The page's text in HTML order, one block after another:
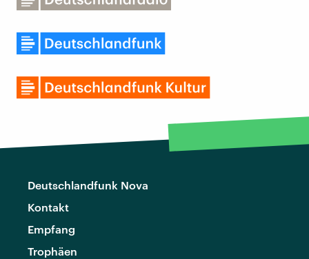
Deutschlandfunk Nova
Kontakt
Empfang
Trophäen